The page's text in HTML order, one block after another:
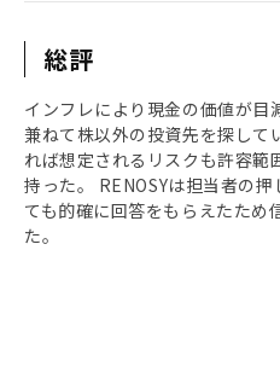
総評
インフレにより現金の価値が目
兼ねて株以外の投資先を探して
れば想定されるリスクも許容範
持った。 RENOSYは担当者の
ても的確に回答をもらえたため
た。